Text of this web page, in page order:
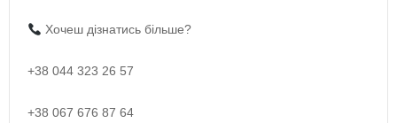
Хочеш дізнатись більше?
+38 044 323 26 57
+38 067 676 87 64